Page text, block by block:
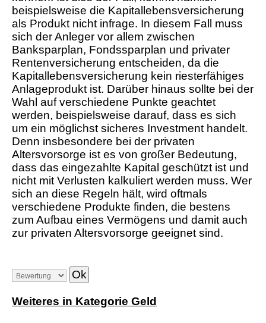
beispielsweise die Kapitallebensversicherung
als Produkt nicht infrage. In diesem Fall muss
sich der Anleger vor allem zwischen
Banksparplan, Fondssparplan und privater
Rentenversicherung entscheiden, da die
Kapitallebensversicherung kein riesterfähiges
Anlageprodukt ist. Darüber hinaus sollte bei der
Wahl auf verschiedene Punkte geachtet
werden, beispielsweise darauf, dass es sich
um ein möglichst sicheres Investment handelt.
Denn insbesondere bei der privaten
Altersvorsorge ist es von großer Bedeutung,
dass das eingezahlte Kapital geschützt ist und
nicht mit Verlusten kalkuliert werden muss. Wer
sich an diese Regeln hält, wird oftmals
verschiedene Produkte finden, die bestens
zum Aufbau eines Vermögens und damit auch
zur privaten Altersvorsorge geeignet sind.
Weiteres in Kategorie Geld